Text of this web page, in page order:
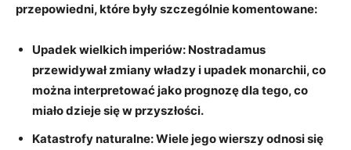
przepowiedni, które były szczególnie komentowane:
Upadek wielkich imperiów: Nostradamus⁣
przewidywał zmiany władzy ‌i upadek ⁤monarchii, co ​
można​ interpretować ‍jako prognozę ​dla​ tego, co​
miało dzieje się‌ w przyszłości.
Katastrofy naturalne:Wiele jego wierszy​ odnosi⁢ się